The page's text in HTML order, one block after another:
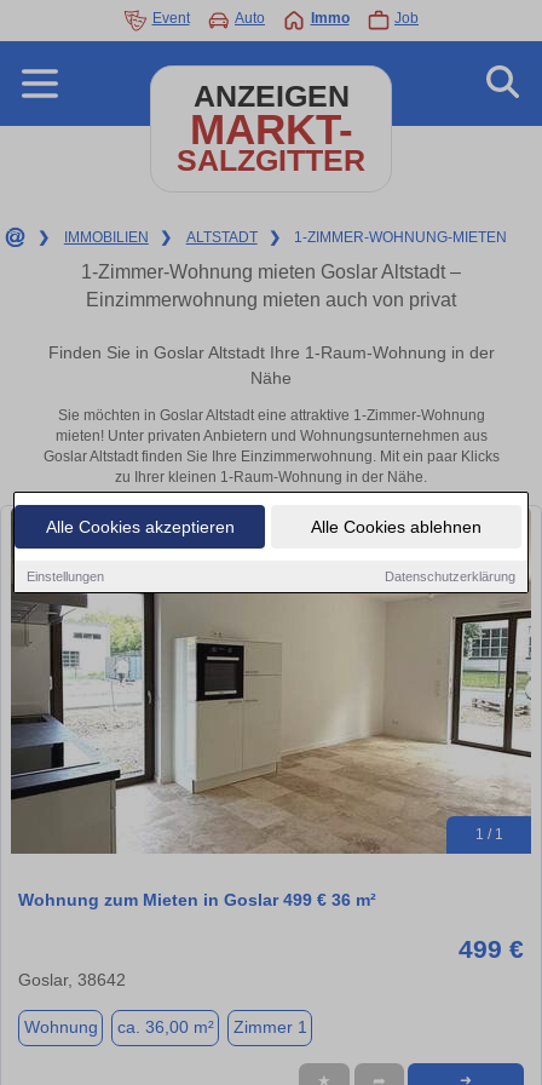
Alle Cookies akzeptieren Alle Cookies ablehnen
Einstellungen Datenschutzerklärung
Event Auto Immo Job
ANZEIGEN
MARKT-
SALZGITTER
❯ IMMOBILIEN ❯ ALTSTADT ❯ 1-ZIMMER-WOHNUNG-MIETEN
1-Zimmer-Wohnung mieten Goslar Altstadt –
Einzimmerwohnung mieten auch von privat
Finden Sie in Goslar Altstadt Ihre 1-Raum-Wohnung in der
Nähe
Sie möchten in Goslar Altstadt eine attraktive 1-Zimmer-Wohnung
mieten! Unter privaten Anbietern und Wohnungsunternehmen aus
Goslar Altstadt finden Sie Ihre Einzimmerwohnung. Mit ein paar Klicks
zu Ihrer kleinen 1-Raum-Wohnung in der Nähe.
1 / 1
Wohnung zum Mieten in Goslar 499 € 36 m²
499 €
Goslar, 38642
Wohnung ca. 36,00 m² Zimmer 1
★ ➦ ➜